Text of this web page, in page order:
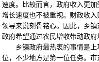
速度。比较而言，政府收入更
增长速度也不被重视。财政收
领导来说刻骨铭心。因此，乡
政府希望通过农民增收带动政
乡镇政府最热衷的事情是上
位，不少地方是第一位任务。